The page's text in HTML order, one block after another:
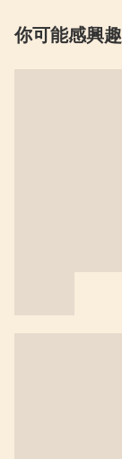
你可能感興